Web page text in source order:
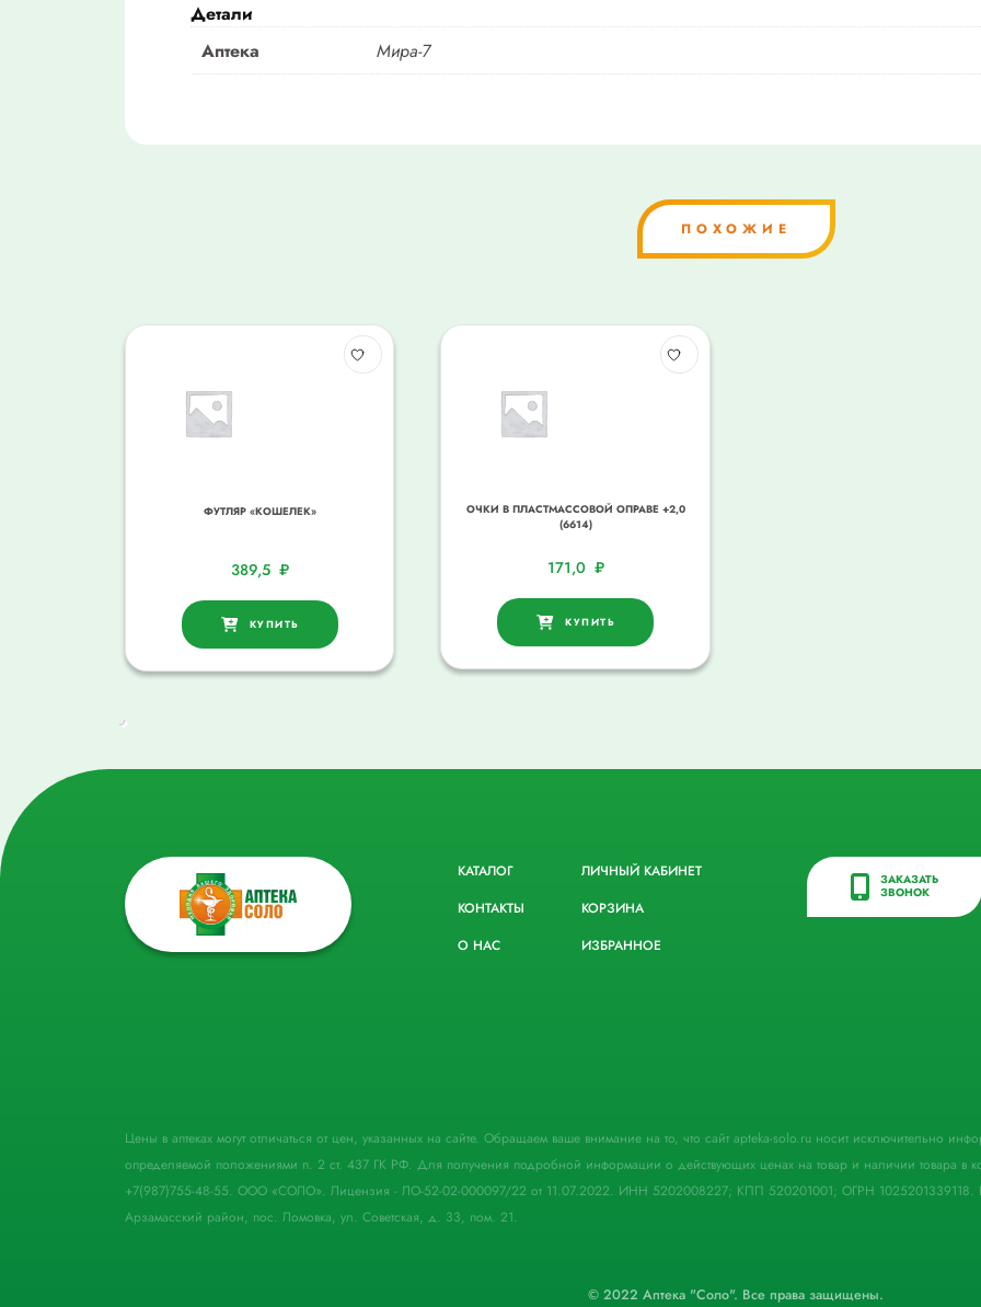
Детали
Аптека
Мира-7
ПОХОЖИЕ
ФУТЛЯР «КОШЕЛЕК»
389,5 ₽
КУПИТЬ
ОЧКИ В ПЛАСТМАССОВОЙ ОПРАВЕ +2,0
(6614)
171,0 ₽
КУПИТЬ
КАТАЛОГ
КОНТАКТЫ
О НАС
ЛИЧНЫЙ КАБИНЕТ
КОРЗИНА
ИЗБРАННОЕ
ЗАКАЗАТЬ
ЗВОНОК
Цены в аптеках могут отличаться от цен, указанных на сайте. Обращаем ваше внимание на то, что сайт apteka-solo.ru носит исключительно
определяемой положениями п. 2 ст. 437 ГК РФ. Для получения подробной информации о действующих ценах на товар и наличии товара в
+7(987)755-48-55. ООО «СОЛО». Лицензия - ЛО-52-02-000097/22 от 11.07.2022. ИНН 5202008227; КПП 520201001; ОГРН 1025201339118.
Арзамасский район, пос. Ломовка, ул. Советская, д. 33, пом. 21.
© 2022 Аптека "Соло". Все права защищены.